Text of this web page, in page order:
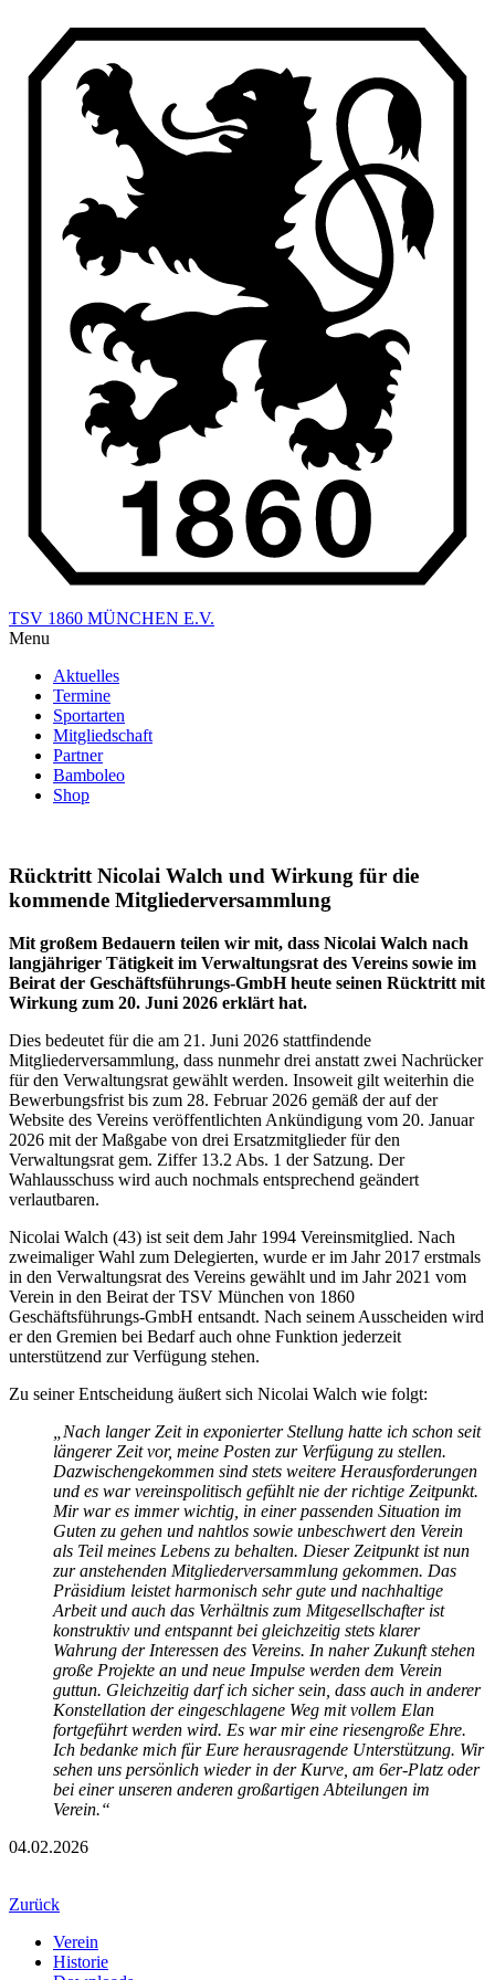
TSV 1860 MÜNCHEN E.V.
Menu
Aktuelles
Termine
Sportarten
Mitgliedschaft
Partner
Bamboleo
Shop
Rücktritt Nicolai Walch und Wirkung für die
kommende Mitgliederversammlung
Mit großem Bedauern teilen wir mit, dass Nicolai Walch nach
langjähriger Tätigkeit im Verwaltungsrat des Vereins sowie im
Beirat der Geschäftsführungs-GmbH heute seinen Rücktritt mit
Wirkung zum 20. Juni 2026 erklärt hat.
Dies bedeutet für die am 21. Juni 2026 stattfindende
Mitgliederversammlung, dass nunmehr drei anstatt zwei Nachrücker
für den Verwaltungsrat gewählt werden. Insoweit gilt weiterhin die
Bewerbungsfrist bis zum 28. Februar 2026 gemäß der auf der
Website des Vereins veröffentlichten Ankündigung vom 20. Januar
2026 mit der Maßgabe von drei Ersatzmitglieder für den
Verwaltungsrat gem. Ziffer 13.2 Abs. 1 der Satzung. Der
Wahlausschuss wird auch nochmals entsprechend geändert
verlautbaren.
Nicolai Walch (43) ist seit dem Jahr 1994 Vereinsmitglied. Nach
zweimaliger Wahl zum Delegierten, wurde er im Jahr 2017 erstmals
in den Verwaltungsrat des Vereins gewählt und im Jahr 2021 vom
Verein in den Beirat der TSV München von 1860
Geschäftsführungs-GmbH entsandt. Nach seinem Ausscheiden wird
er den Gremien bei Bedarf auch ohne Funktion jederzeit
unterstützend zur Verfügung stehen.
Zu seiner Entscheidung äußert sich Nicolai Walch wie folgt:
„Nach langer Zeit in exponierter Stellung hatte ich schon seit
längerer Zeit vor, meine Posten zur Verfügung zu stellen.
Dazwischengekommen sind stets weitere Herausforderungen
und es war vereinspolitisch gefühlt nie der richtige Zeitpunkt.
Mir war es immer wichtig, in einer passenden Situation im
Guten zu gehen und nahtlos sowie unbeschwert den Verein
als Teil meines Lebens zu behalten. Dieser Zeitpunkt ist nun
zur anstehenden Mitgliederversammlung gekommen. Das
Präsidium leistet harmonisch sehr gute und nachhaltige
Arbeit und auch das Verhältnis zum Mitgesellschafter ist
konstruktiv und entspannt bei gleichzeitig stets klarer
Wahrung der Interessen des Vereins. In naher Zukunft stehen
große Projekte an und neue Impulse werden dem Verein
guttun. Gleichzeitig darf ich sicher sein, dass auch in anderer
Konstellation der eingeschlagene Weg mit vollem Elan
fortgeführt werden wird. Es war mir eine riesengroße Ehre.
Ich bedanke mich für Eure herausragende Unterstützung. Wir
sehen uns persönlich wieder in der Kurve, am 6er-Platz oder
bei einer unseren anderen großartigen Abteilungen im
Verein.“
04.02.2026
Zurück
Verein
Historie